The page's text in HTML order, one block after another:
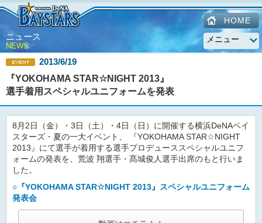
HOME
ニュース
NEWS
2013/6/19
『YOKOHAMA STAR☆NIGHT 2013』
選手着用スペシャルユニフォームを発表
8月2日（金）・3日（土）・4日（日）に開催する横浜DeNAベイ
スターズ・夏の一大イベント、 『YOKOHAMA STAR☆NIGHT
2013』にて選手が着用する選手プロデューススペシャルユニフ
ォームの発表を、荒波 翔選手・髙城俊人選手出席のもと行いま
した。
○『YOKOHAMA STAR☆NIGHT 2013』スペシャルユニフォーム
発表会